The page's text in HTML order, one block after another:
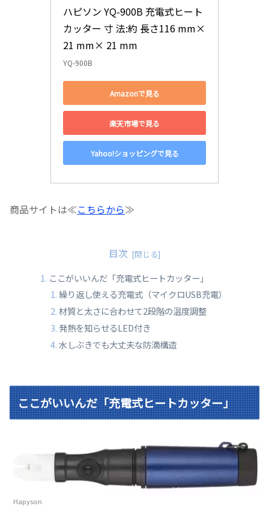
ハピソン YQ-900B 充電式ヒート
カッター 寸 法:約 長さ116 mm×
21 mm× 21 mm
YQ-900B
Amazonで見る
楽天市場で見る
Yahoo!ショッピングで見る
商品サイトは≪こちらから≫
目次
ここがいいんだ「充電式ヒートカッター」
繰り返し使える充電式（マイクロUSB充電）
材質と太さに合わせて2段階の温度調整
発熱を知らせるLED付き
水しぶきでも大丈夫な防滴構造
ここがいいんだ「充電式ヒートカッター」
Hapyson